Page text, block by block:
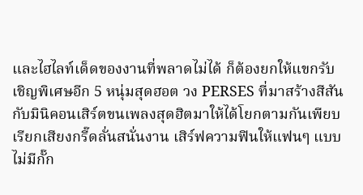
และไฮไลท์เด็ดของงานที่พลาดไม่ได้ ก็ต้องยกให้แขกรับ
เชิญพิเศษอีก 5 หนุ่มสุดฮอต วง PERSES ที่มาสร้างสีสัน
กับมินิคอนเสิร์ตขนเพลงสุดฮิตมาให้ได้โยกตามกันเพียบ
เรียกเสียงกรี๊ดลั่นสนั่นงาน เสิร์ฟความฟินให้แฟนๆ แบบ
ไม่มีกั๊ก